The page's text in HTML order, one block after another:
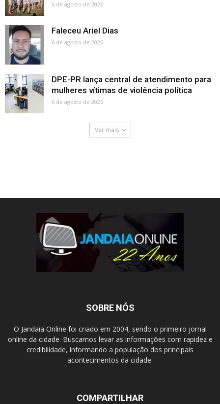
6 de agosto de 2026
Faleceu Ariel Dias
6 de agosto de 2026
DPE-PR lança central de atendimento para
mulheres vítimas de violência política
6 de agosto de 2026
Ver mais
SOBRE NÓS
O Jandaia Online foi criado em 2004, sendo o primeiro jornal
online da cidade. Buscamos levar as informações com rapidez e
credibilidade, informando a população dos principais
acontecimentos da cidade.
COMPARTILHAR